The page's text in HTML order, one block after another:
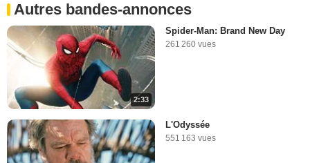
Autres bandes-annonces
2:33
Spider-Man: Brand New Day
261 260 vues
L'Odyssée
551 163 vues